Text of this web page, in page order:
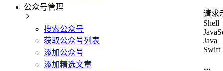
公众号管理
搜索公众号
获取公众号列表
添加公众号
添加精选文章
请求
Shell
Java
Swift